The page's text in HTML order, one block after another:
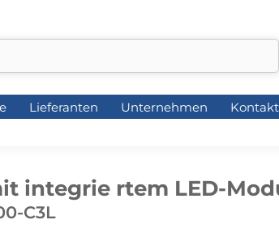
Lieferanten Unternehmen Kontakt
integrie rtem LED-
C3L
Lieferanten Unternehmen Kontakt